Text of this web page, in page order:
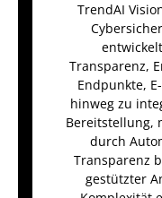
TrendAI
Transparenz,
Endpunkte,
hinweg zu
Bereitstellung,
durch
Transparenz
gestützter